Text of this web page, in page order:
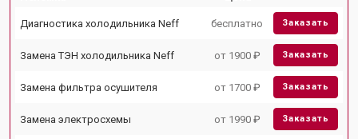
Диагностика холодильника Neff бесплатно Заказать
Замена ТЭН холодильника Neff от 1900 ₽ Заказать
Замена фильтра осушителя от 1700 ₽ Заказать
Замена электросхемы от 1990 ₽ Заказать